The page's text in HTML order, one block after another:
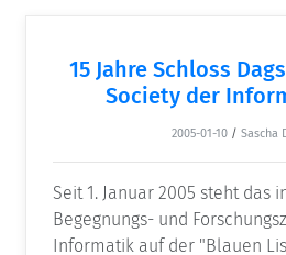
15 Jahre Schloss
Society der
2005-01-10 / Sascha
Seit 1. Januar 2005 steht das
Begegnungs- und
Informatik auf der "Blauen